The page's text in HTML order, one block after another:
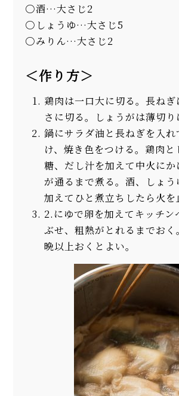
酒…大さじ2
しょうゆ…大さじ5
みりん…大さじ2
＜作り方＞
鶏肉は一口大に切る。長ね
さに切る。しょうがは薄切り
鍋にサラダ油と長ねぎを入れ
け、焼き色をつける。鶏肉
糖、だし汁を加えて中火にか
が通るまで煮る。酒、しょう
加えてひと煮立ちしたら火を
2.にゆで卵を加えてキッチン
ぶせ、粗熱がとれるまでお
晩以上おくとよい。